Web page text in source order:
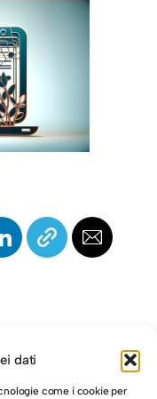
dati
come i cookie per